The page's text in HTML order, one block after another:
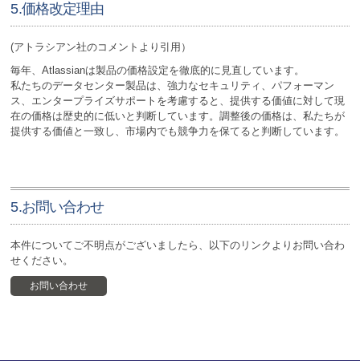
5.価格改定理由
(アトラシアン社のコメントより引用）
毎年、Atlassianは製品の価格設定を徹底的に見直しています。
私たちのデータセンター製品は、強力なセキュリティ、パフォーマン
ス、エンタープライズサポートを考慮すると、提供する価値に対して現
在の価格は歴史的に低いと判断しています。調整後の価格は、私たちが
提供する価値と一致し、市場内でも競争力を保てると判断しています。
5.お問い合わせ
本件についてご不明点がございましたら、以下のリンクよりお問い合わ
せください。
お問い合わせ